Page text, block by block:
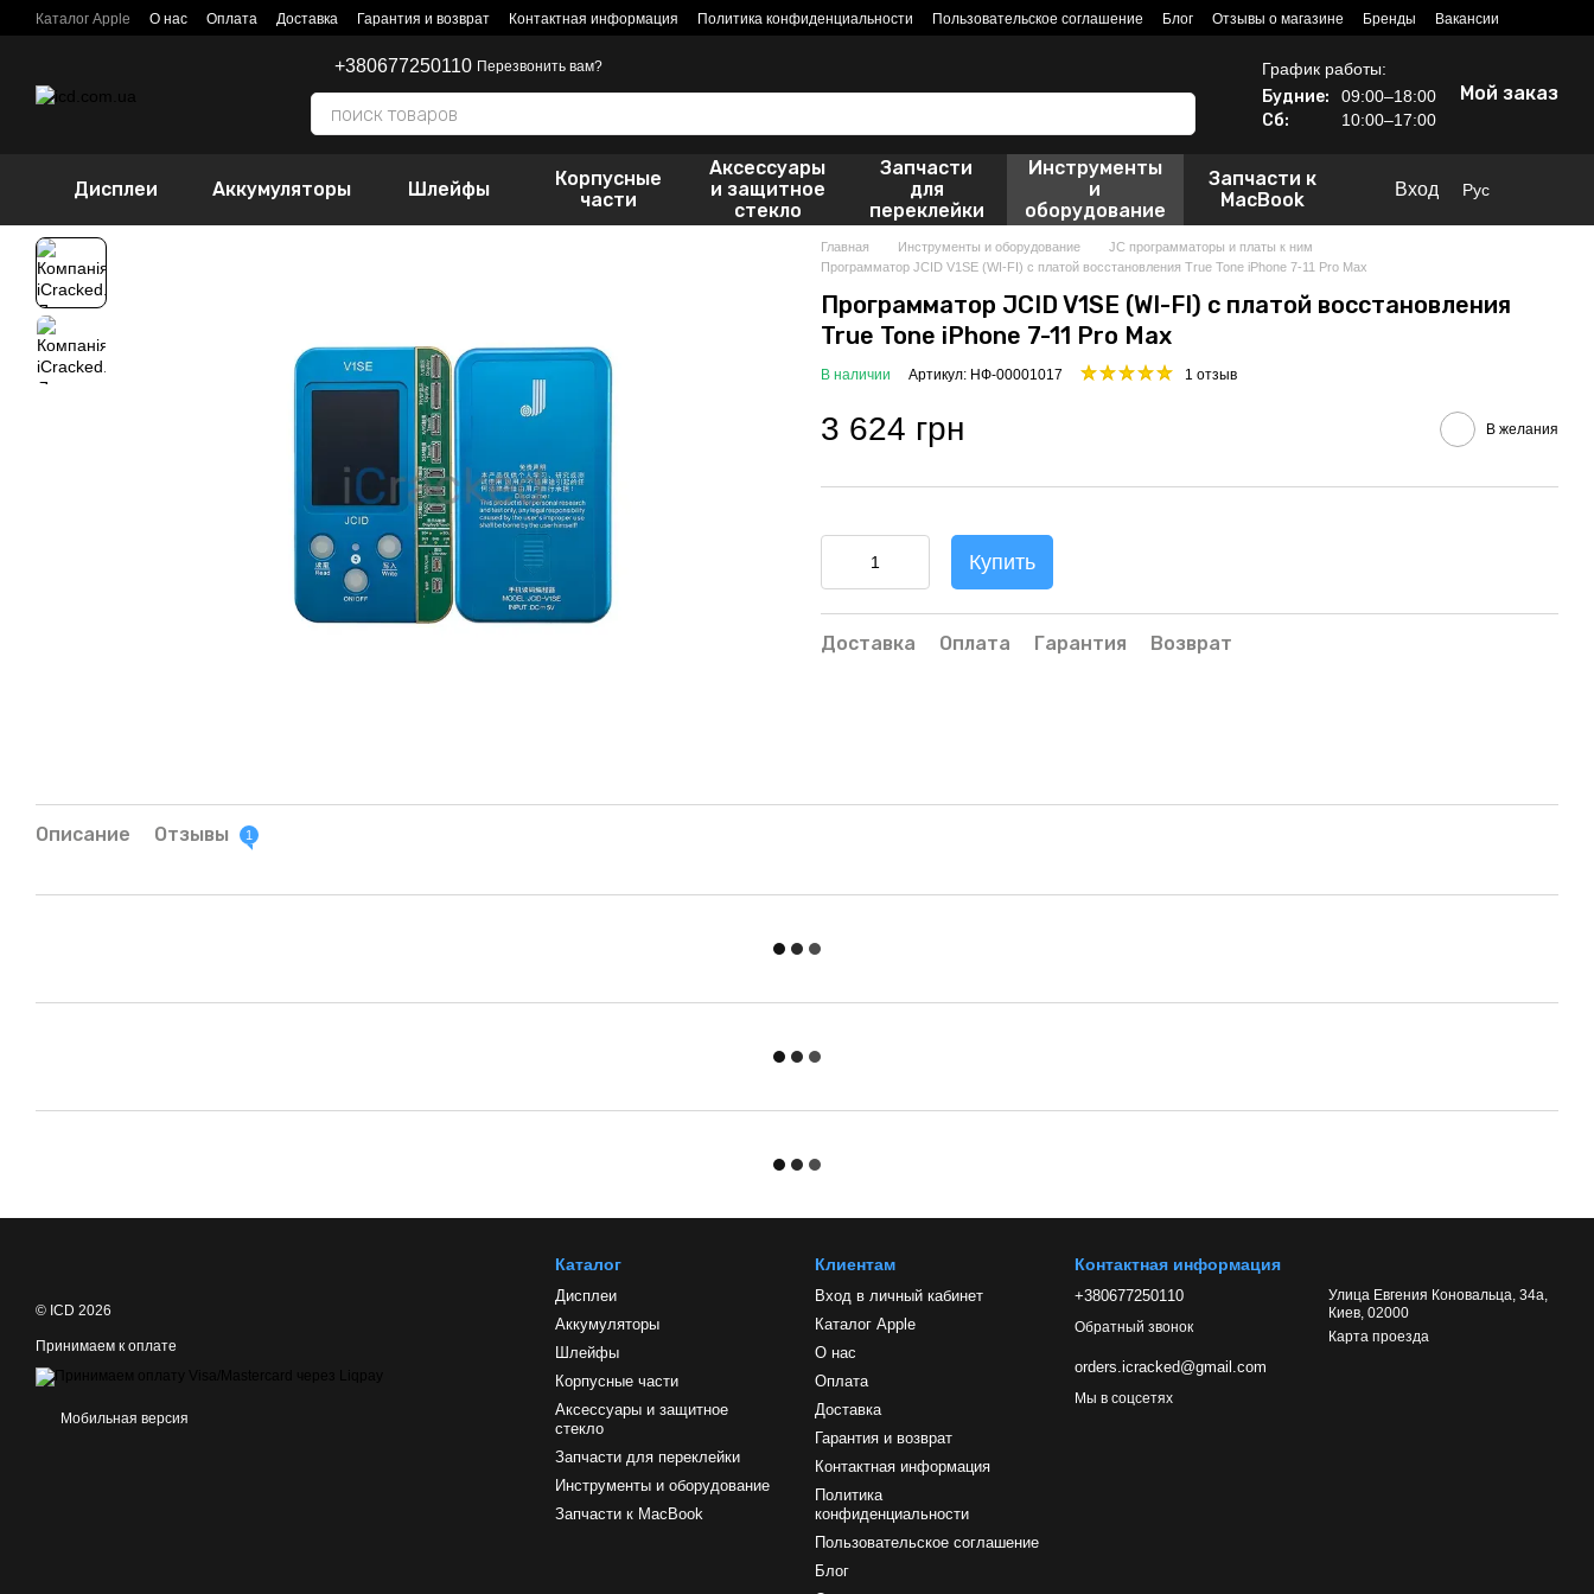
Перейти к основному контенту
Каталог Apple О нас Оплата Доставка Гарантия и возврат Контактная информация Политика конфиденциальности Пользовательское соглашение Блог Отзывы о магазине Бренды Вакансии
+380677250110 Перезвонить вам? График работы:
Будние: 09:00–18:00
Сб: 10:00–17:00
Мой заказ
Дисплеи Аккумуляторы Шлейфы
Корпусные
части
Аксессуары
и защитное
стекло
Запчасти
для
переклейки
Инструменты
и
оборудование
Запчасти к
MacBook
Вход Рус
Главная Инструменты и оборудование
JC программаторы и платы к ним
Программатор JCID V1SE (WI-FI) с платой восстановления True Tone iPhone 7-11 Pro Max
Программатор JCID V1SE (WI-FI) с платой восстановления
True Tone iPhone 7-11 Pro Max
В наличии Артикул: НФ-00001017 1 отзыв
3 624 грн В желания
Купить
Доставка Оплата Гарантия Возврат
Описание Отзывы 1
© ICD 2026
Принимаем к оплате
Мобильная версия
Каталог
Дисплеи
Аккумуляторы
Шлейфы
Корпусные части
Аксессуары и защитное
стекло
Запчасти для переклейки
Инструменты и оборудование
Запчасти к MacBook
Клиентам
Вход в личный кабинет
Каталог Apple
О нас
Оплата
Доставка
Гарантия и возврат
Контактная информация
Политика
конфиденциальности
Пользовательское соглашение
Блог
Контактная информация
+380677250110
Обратный звонок
orders.icracked@gmail.com
Улица Евгения Коновальца, 34а,
Киев, 02000
Карта проезда
Мы в соцсетях